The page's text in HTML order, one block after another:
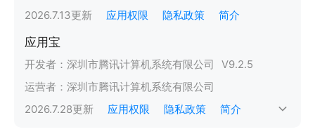
2026.7.13更新 应用权限 隐私政策 简介
应用宝
开发者： 深圳市腾讯计算机系统有限公司 V9.2.5
运营者： 深圳市腾讯计算机系统有限公司
2026.7.28更新 应用权限 隐私政策 简介